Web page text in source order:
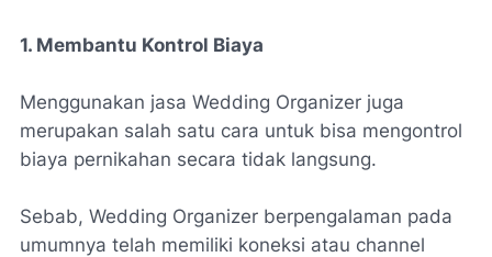
1. Membantu Kontrol Biaya
Menggunakan jasa Wedding Organizer juga
merupakan salah satu cara untuk bisa mengontrol
biaya pernikahan secara tidak langsung.
Sebab, Wedding Organizer berpengalaman pada
umumnya telah memiliki koneksi atau channel